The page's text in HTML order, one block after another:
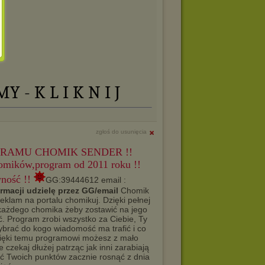
- K L I K N I J
zgłoś do usunięcia
CHOMIK SENDER !!
od 2011 roku !!
!!
GG:39444612 email :
udzielę przez GG/email Chomik
na portalu chomikuj. Dzięki pełnej
chomika żeby zostawić na jego
Program zrobi wszystko za Ciebie, Ty
do kogo wiadomość ma trafić i co
temu programowi możesz z mało
dłużej patrząc jak inni zarabiają
Twoich punktów zacznie rosnąć z dnia